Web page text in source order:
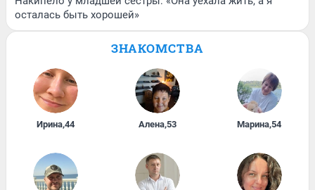
осталась быть хорошей»
ЗНАКОМСТВА
Ирина,44 Алена,53 Марина,54